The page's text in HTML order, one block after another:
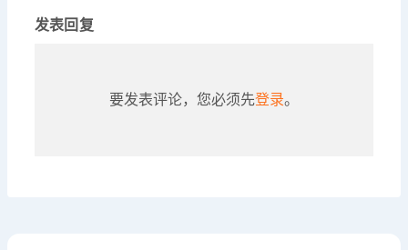
发表回复
要发表评论，您必须先登录。